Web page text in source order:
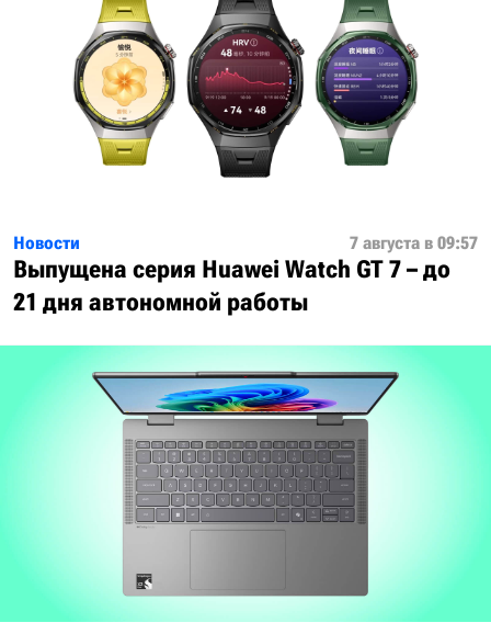
Новости 7 августа в 09:57
Выпущена серия Huawei Watch GT 7 – до
21 дня автономной работы